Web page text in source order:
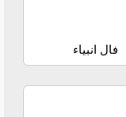
فال انبیاء